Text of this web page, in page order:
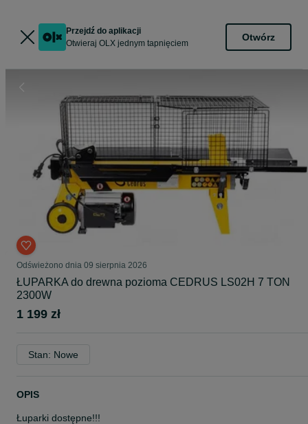
Przejdź do aplikacji
Otwieraj OLX jednym tapnięciem
Otwórz
Odświeżono dnia 09 sierpnia 2026
ŁUPARKA do drewna pozioma CEDRUS LS02H 7 TON
2300W
1 199 zł
Stan: Nowe
OPIS
Łuparki dostępne!!!